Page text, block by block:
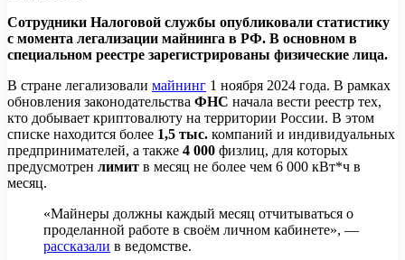
Сотрудники Налоговой службы опубликовали статистику
с момента легализации майнинга в РФ. В основном в
специальном реестре зарегистрированы физические лица.
В стране легализовали майнинг 1 ноября 2024 года. В рамках
обновления законодательства ФНС начала вести реестр тех,
кто добывает криптовалюту на территории России. В этом
списке находится более 1,5 тыс. компаний и индивидуальных
предпринимателей, а также 4 000 физлиц, для которых
предусмотрен лимит в месяц не более чем 6 000 кВт*ч в
месяц.
«Майнеры должны каждый месяц отчитываться о
проделанной работе в своём личном кабинете», —
рассказали в ведомстве.